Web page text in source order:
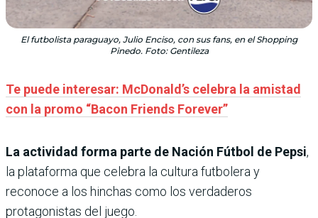
El futbolista paraguayo, Julio Enciso, con sus fans, en el Shopping
Pinedo. Foto: Gentileza
Te puede interesar: McDonald’s celebra la amistad
con la promo “Bacon Friends Forever”
La actividad forma parte de Nación Fútbol de Pepsi,
la plataforma que celebra la cultura futbolera y
reconoce a los hinchas como los verdaderos
protagonistas del juego.